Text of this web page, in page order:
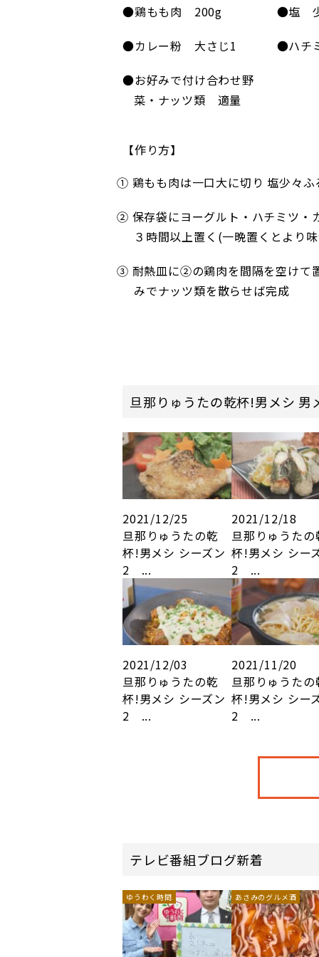
●鶏もも肉 200g
●塩
●カレー粉 大さじ1
●ハチ
●お好みで付け合わせ野
菜・ナッツ類 適量
【作り方】
① 鶏もも肉は一口大に切り 塩少々ふ
② 保存袋にヨーグルト・ハチミツ・
３時間以上置く(一晩置くとより
③ 耐熱皿に②の鶏肉を間隔を空けて
みでナッツ類を散らせば完成
旦那りゅうたの乾杯!男メシ
2021/12/25
旦那りゅうたの乾
杯!男メシ シーズン
2 ...
2021/12/18
旦那りゅうたの
杯!男メシ シー
2 ...
2021/12/03
旦那りゅうたの乾
杯!男メシ シーズン
2 ...
2021/11/20
旦那りゅうたの
杯!男メシ シー
2 ...
テレビ番組ブログ新着
ゆうわく時間 あさみのグルメ酒